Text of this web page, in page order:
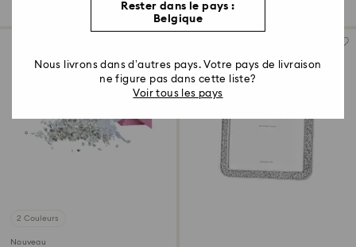
Filtres
Filtres
2 Couleurs
Nouveau
Rester dans le pays :
Belgique
Nous livrons dans d’autres pays. Votre pays de livraison
ne figure pas dans cette liste?
Voir tous les pays